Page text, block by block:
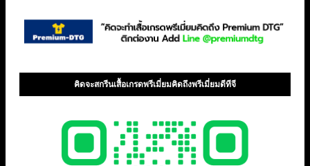
คิดจะสกรีนเสื้อเกรดพรีเมี่ยมคิดถึงพรีเมี่ยมดีทีจี